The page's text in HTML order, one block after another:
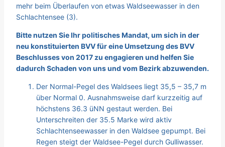
mehr beim Überlaufen von etwas Waldseewasser in den
Schlachtensee (3).
Bitte nutzen Sie Ihr politisches Mandat, um sich in der
neu konstituierten BVV für eine Umsetzung des BVV
Beschlusses von 2017 zu engagieren und helfen Sie
dadurch Schaden von uns und vom Bezirk abzuwenden.
Der Normal-Pegel des Waldsees liegt 35,5 – 35,7 m
über Normal 0. Ausnahmsweise darf kurzzeitig auf
höchstens 36.3 üNN gestaut werden. Bei
Unterschreiten der 35.5 Marke wird aktiv
Schlachtenseewasser in den Waldsee gepumpt. Bei
Regen steigt der Waldsee-Pegel durch Gulliwasser.